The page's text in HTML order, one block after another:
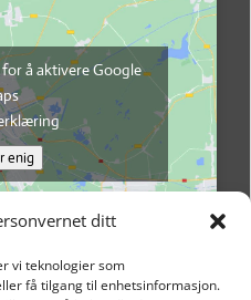
ditt
vi teknologier som
få tilgang til enhetsinformasjon.
å aktivere Google
enig